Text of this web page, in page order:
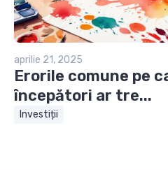
aprilie 21, 2025
Erorile comune pe
începători ar tre...
Investiții